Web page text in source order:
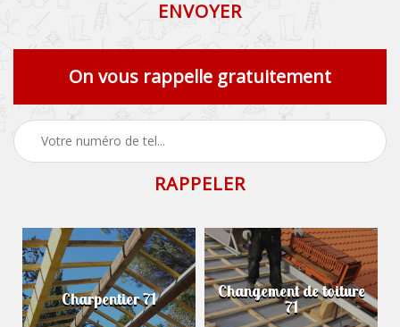
On vous rappelle gratuitement
Charpentier 71 Changement de toiture
71